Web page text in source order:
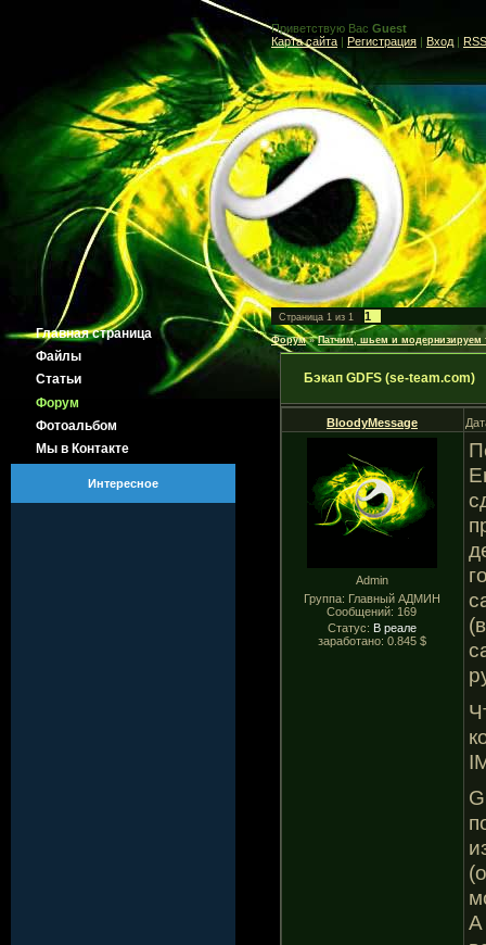
Главная страница
Файлы
Статьи
Форум
Фотоальбом
Мы в Контакте
Интересное
Приветствую Вас Guest
Карта сайта | Регистрация | Вход | RSS
Страница 1 из 1 1
Форум » Патчим, шьем и модернизируем
Бэкап GDFS (se-team.com)
BloodyMessage
Admin
Группа: Главный АДМИН
Сообщений: 169
Статус: В реале
заработано: 0.845 $
А